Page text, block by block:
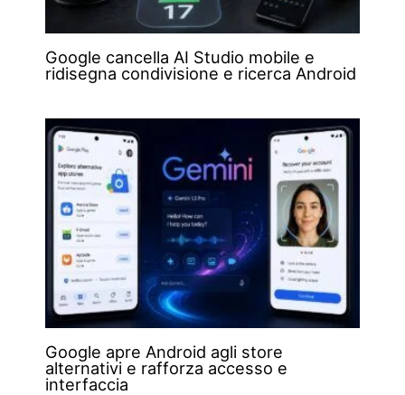
Google cancella AI Studio mobile e
ridisegna condivisione e ricerca Android
Google apre Android agli store
alternativi e rafforza accesso e
interfaccia